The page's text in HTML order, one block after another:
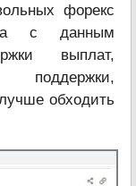
форекс
с данным
выплат,
обходить